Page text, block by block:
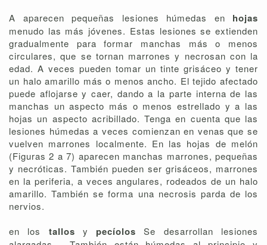
A aparecen pequeñas lesiones húmedas en hojas
menudo las más jóvenes. Estas lesiones se extienden
gradualmente para formar manchas más o menos
circulares, que se tornan marrones y necrosan con la
edad. A veces pueden tomar un tinte grisáceo y tener
un halo amarillo más o menos ancho. El tejido afectado
puede aflojarse y caer, dando a la parte interna de las
manchas un aspecto más o menos estrellado y a las
hojas un aspecto acribillado. Tenga en cuenta que las
lesiones húmedas a veces comienzan en venas que se
vuelven marrones localmente. En las hojas de melón
(Figuras 2 a 7) aparecen manchas marrones, pequeñas
y necróticas. También pueden ser grisáceos, marrones
en la periferia, a veces angulares, rodeados de un halo
amarillo. También se forma una necrosis parda de los
nervios.
en los tallos ypecíolosSe desarrollan lesiones